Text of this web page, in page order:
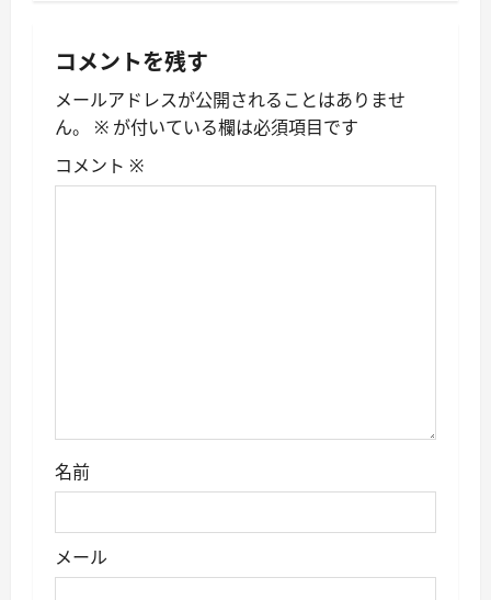
ー
シ
ョ
コメントを残す
メールアドレスが公開されることはありませ
ん。
※ が付いている欄は必須項目です
コメント ※
名前
メール